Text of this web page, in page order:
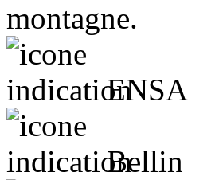
montagne.
ENSA
Bellin